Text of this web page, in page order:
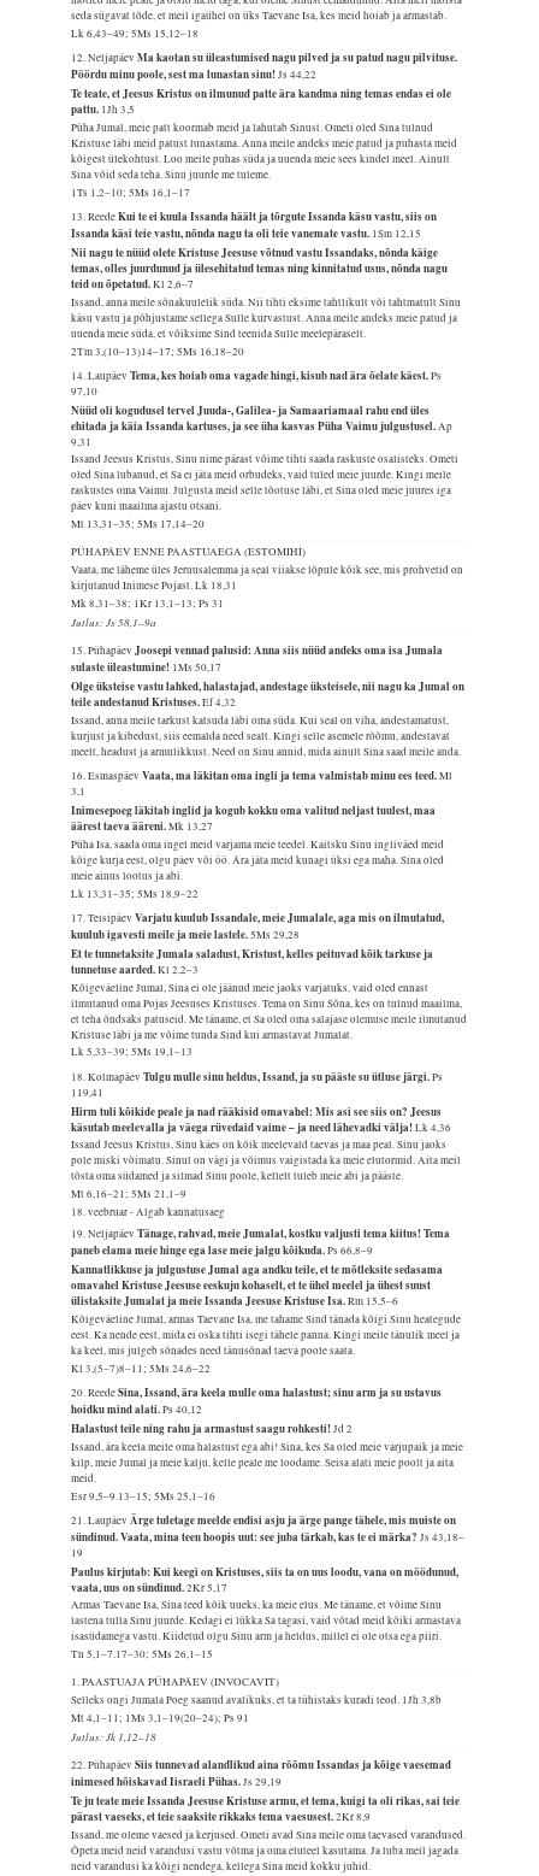
seda sügavat tõde, et meil igaühel on üks Taevane Isa, kes meid hoiab ja armastab.
Lk 6,43–49; 5Ms 15,12–18
12. NeljapäevMa kaotan su üleastumised nagu pilved ja su patud nagu pilvituse.
Pöördu minu poole, sest ma lunastan sinu!Js 44,22
Te teate, et Jeesus Kristus on ilmunud patte ära kandma ning temas endas ei ole
pattu. 1Jh 3,5
Püha Jumal, meie patt koormab meid ja lahutab Sinust. Ometi oled Sina tulnud
Kristuse läbi meid patust lunastama. Anna meile andeks meie patud ja puhasta meid
kõigest ülekohtust. Loo meile puhas süda ja uuenda meie sees kindel meel. Ainult
Sina võid seda teha. Sinu juurde me tuleme.
1Ts 1,2–10; 5Ms 16,1–17
13. ReedeKui te ei kuula Issanda häält ja tõrgute Issanda käsu vastu, siis on
Issanda käsi teie vastu, nõnda nagu ta oli teie vanemate vastu. 1Sm 12,15
Nii nagu te nüüd olete Kristuse Jeesuse võtnud vastu Issandaks, nõnda käige
temas, olles juurdunud ja ülesehitatud temas ning kinnitatud usus, nõnda nagu
teid on õpetatud.Kl 2,6–7
Issand, anna meile sõnakuulelik süda. Nii tihti eksime tahtlikult või tahtmatult Sinu
käsu vastu ja põhjustame sellega Sulle kurvastust. Anna meile andeks meie patud ja
uuenda meie süda, et võiksime Sind teenida Sulle meelepäraselt.
2Tm 3,(10–13)14–17; 5Ms 16,18–20
14. LaupäevTema, kes hoiab oma vagade hingi, kisub nad ära õelate käest.Ps
97,10
Nüüd oli kogudusel tervel Juuda-, Galilea- ja Samaariamaal rahu end üles
ehitada ja käia Issanda kartuses, ja see üha kasvas Püha Vaimu julgustusel.Ap
9,31
Issand Jeesus Kristus, Sinu nime pärast võime tihti saada raskuste osalisteks. Ometi
oled Sina lubanud, et Sa ei jäta meid orbudeks, vaid tuled meie juurde. Kingi meile
raskustes oma Vaimu. Julgusta meid selle tõotuse läbi, et Sina oled meie juures iga
päev kuni maailma ajastu otsani.
Mt 13,31–35; 5Ms 17,14–20
PÜHAPÄEV ENNE PAASTUAEGA (ESTOMIHI)
Vaata, me läheme üles Jeruusalemma ja seal viiakse lõpule kõik see, mis prohvetid on
kirjutanud Inimese Pojast.Lk 18,31
Mk 8,31–38; 1Kr 13,1–13; Ps 31
Jutlus: Js 58,1–9a
15. PühapäevJoosepi vennad palusid: Anna siis nüüd andeks oma isa Jumala
sulaste üleastumine! 1Ms 50,17
Olge üksteise vastu lahked, halastajad, andestage üksteisele, nii nagu ka Jumal on
teile andestanud Kristuses.Ef 4,32
Issand, anna meile tarkust katsuda läbi oma süda. Kui seal on viha, andestamatust,
kurjust ja kibedust, siis eemalda need sealt. Kingi selle asemele rõõmu, andestavat
meelt, headust ja armulikkust. Need on Sinu annid, mida ainult Sina saad meile anda.
16. EsmaspäevVaata, ma läkitan oma ingli ja tema valmistab minu ees teed.Ml
3,1
Inimesepoeg läkitab inglid ja kogub kokku oma valitud neljast tuulest, maa
äärest taeva ääreni.Mk 13,27
Püha Isa, saada oma ingel meid varjama meie teedel. Kaitsku Sinu ingliväed meid
kõige kurja eest, olgu päev või öö. Ära jäta meid kunagi üksi ega maha. Sina oled
meie ainus lootus ja abi.
Lk 13,31–35; 5Ms 18,9–22
17. TeisipäevVarjatu kuulub Issandale, meie Jumalale, aga mis on ilmutatud,
kuulub igavesti meile ja meie lastele.5Ms 29,28
Et te tunnetaksite Jumala saladust, Kristust, kelles peituvad kõik tarkuse ja
tunnetuse aarded.Kl 2,2–3
Kõigeväeline Jumal, Sina ei ole jäänud meie jaoks varjatuks, vaid oled ennast
ilmutanud oma Pojas Jeesuses Kristuses. Tema on Sinu Sõna, kes on tulnud maailma,
et teha õndsaks patuseid. Me täname, et Sa oled oma salajase olemuse meile ilmutanud
Kristuse läbi ja me võime tunda Sind kui armastavat Jumalat.
Lk 5,33–39; 5Ms 19,1–13
18. KolmapäevTulgu mulle sinu heldus, Issand, ja su pääste su ütluse järgi.Ps
119,41
Hirm tuli kõikide peale ja nad rääkisid omavahel: Mis asi see siis on? Jeesus
käsutab meelevalla ja väega rüvedaid vaime – ja need lähevadki välja!Lk 4,36
Issand Jeesus Kristus, Sinu käes on kõik meelevald taevas ja maa peal. Sinu jaoks
pole miski võimatu. Sinul on vägi ja võimus vaigistada ka meie elutormid. Aita meil
tõsta oma südamed ja silmad Sinu poole, kellelt tuleb meie abi ja pääste.
Mt 6,16–21; 5Ms 21,1–9
18. veebruar - Algab kannatusaeg
19. NeljapäevTänage, rahvad, meie Jumalat, kostku valjusti tema kiitus! Tema
paneb elama meie hinge ega lase meie jalgu kõikuda.Ps 66,8–9
Kannatlikkuse ja julgustuse Jumal aga andku teile, et te mõtleksite sedasama
omavahel Kristuse Jeesuse eeskuju kohaselt, et te ühel meelel ja ühest suust
ülistaksite Jumalat ja meie Issanda Jeesuse Kristuse Isa.Rm 15,5–6
Kõigeväeline Jumal, armas Taevane Isa, me tahame Sind tänada kõigi Sinu heategude
eest. Ka nende eest, mida ei oska tihti isegi tähele panna. Kingi meile tänulik meel ja
ka keel, mis julgeb sõnades need tänusõnad taeva poole saata.
Kl 3,(5–7)8–11; 5Ms 24,6–22
20. ReedeSina, Issand, ära keela mulle oma halastust; sinu arm ja su ustavus
hoidku mind alati.Ps 40,12
Halastust teile ning rahu ja armastust saagu rohkesti!Jd 2
Issand, ära keela meile oma halastust ega abi! Sina, kes Sa oled meie varjupaik ja meie
kilp, meie Jumal ja meie kalju, kelle peale me loodame. Seisa alati meie poolt ja aita
meid.
Esr 9,5–9.13–15; 5Ms 25,1–16
21. LaupäevÄrge tuletage meelde endisi asju ja ärge pange tähele, mis muiste on
sündinud. Vaata, mina teen hoopis uut: see juba tärkab, kas te ei märka?Js 43,18–
19
Paulus kirjutab: Kui keegi on Kristuses, siis ta on uus loodu, vana on möödunud,
vaata, uus on sündinud.2Kr 5,17
Armas Taevane Isa, Sina teed kõik uueks, ka meie elus. Me täname, et võime Sinu
lastena tulla Sinu juurde. Kedagi ei lükka Sa tagasi, vaid võtad meid kõiki armastava
isasüdamega vastu. Kiidetud olgu Sinu arm ja heldus, millel ei ole otsa ega piiri.
Tn 5,1–7.17–30; 5Ms 26,1–15
1. PAASTUAJA PÜHAPÄEV (INVOCAVIT)
Selleks ongi Jumala Poeg saanud avalikuks, et ta tühistaks kuradi teod. 1Jh 3,8b
Mt 4,1–11; 1Ms 3,1–19(20–24); Ps 91
Jutlus: Jk 1,12–18
22. PühapäevSiis tunnevad alandlikud aina rõõmu Issandas ja kõige vaesemad
inimesed hõiskavad Iisraeli Pühas.Js 29,19
Te ju teate meie Issanda Jeesuse Kristuse armu, et tema, kuigi ta oli rikas, sai teie
pärast vaeseks, et teie saaksite rikkaks tema vaesusest.2Kr 8,9
Issand, me oleme vaesed ja kerjused. Ometi avad Sina meile oma taevased varandused.
Õpeta meid neid varandusi vastu võtma ja oma eluteel kasutama. Ja luba meil jagada
neid varandusi ka kõigi nendega, kellega Sina meid kokku juhid.